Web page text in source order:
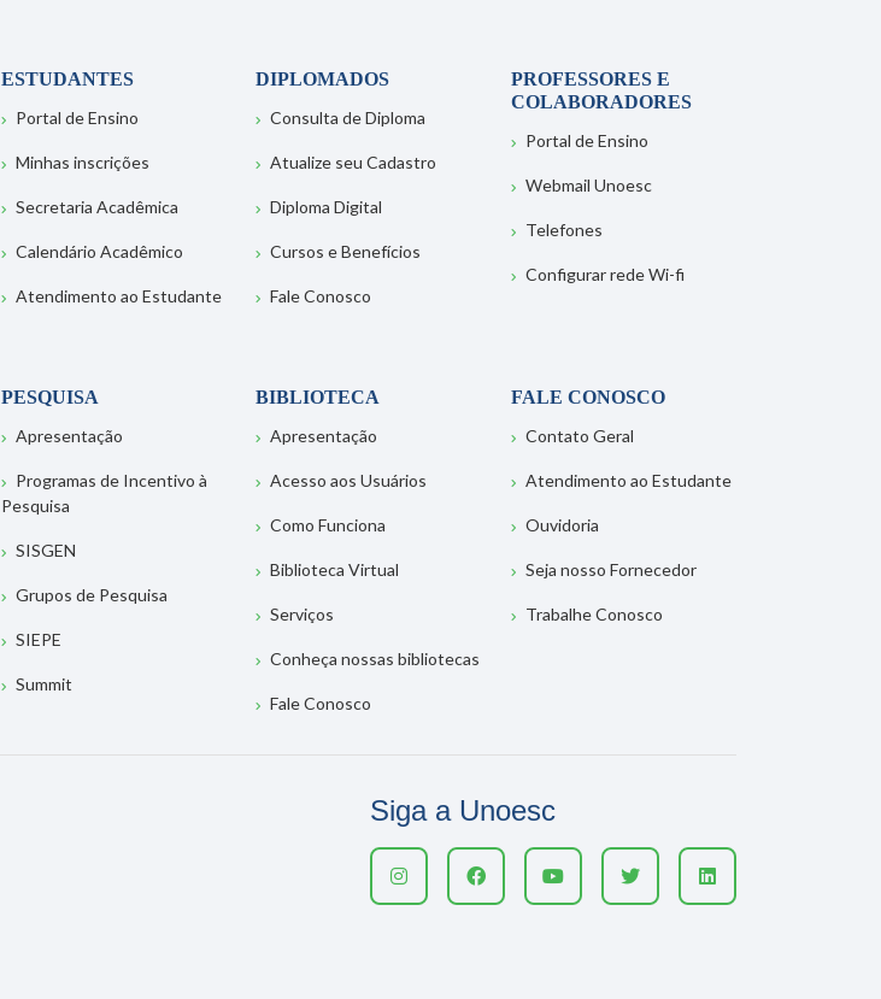
ESTUDANTES
Portal de Ensino
Minhas inscrições
Secretaria Acadêmica
Calendário Acadêmico
Atendimento ao Estudante
DIPLOMADOS
Consulta de Diploma
Atualize seu Cadastro
Diploma Digital
Cursos e Benefícios
Fale Conosco
PROFESSORES E
COLABORADORES
Portal de Ensino
Webmail Unoesc
Telefones
Configurar rede Wi-fi
PESQUISA
Apresentação
Programas de Incentivo à
Pesquisa
SISGEN
Grupos de Pesquisa
SIEPE
Summit
BIBLIOTECA
Apresentação
Acesso aos Usuários
Como Funciona
Biblioteca Virtual
Serviços
Conheça nossas bibliotecas
Fale Conosco
FALE CONOSCO
Contato Geral
Atendimento ao Estudante
Ouvidoria
Seja nosso Fornecedor
Trabalhe Conosco
Siga a Unoesc